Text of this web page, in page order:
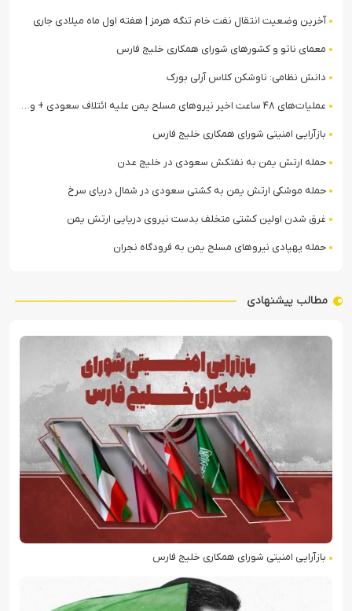
آخرین وضعیت انتقال نفت خام تنگه هرمز | هفته اول ماه میلادی جاری
معمای ناتو و کشورهای شورای همکاری خلیج فارس
دانش نظامی: ناوشکن کلاس آرلی بورک
عملیات‌های ۴۸ ساعت اخیر نیروهای مسلح یمن علیه ائتلاف سعودی + ویدیو
بازآرایی امنیتی شورای همکاری خلیج فارس
حمله ارتش یمن به نفتکش سعودی در خلیج عدن
حمله موشکی ارتش یمن به کشتی سعودی در شمال دریای سرخ
غرق شدن اولین کشتی متخلف بدست نیروی دریایی ارتش یمن
حمله پهپادی نیروهای مسلح یمن به فرودگاه نجران
مطالب پیشنهادی
بازآرایی امنیتی شورای همکاری خلیج فارس